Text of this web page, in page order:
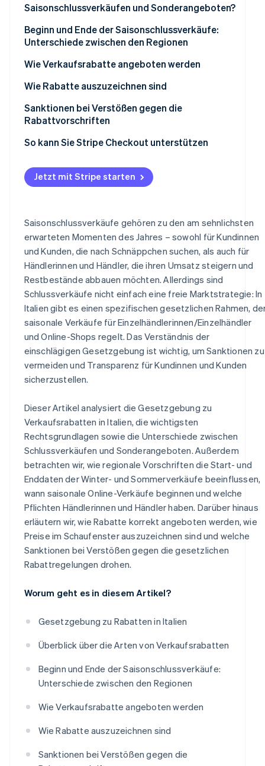
Saisonschlussverkäufen und Sonderangeboten?
Sind Saisonschlussverkäufe für Geschäfte
obligatorisch?
Wer legt die Termine für den Saisonschlussverkauf
Beginn und Ende der Saisonschlussverkäufe:
Unterschiede zwischen den Regionen
Wann beginnen die Black Friday-Verkäufe?
Wie Verkaufsrabatte angeboten werden
Wie Rabatte auszuzeichnen sind
Sanktionen bei Verstößen gegen die
Rabattvorschriften
So kann Sie Stripe Checkout unterstützen
Jetzt mit Stripe starten
Saisonschlussverkäufe gehören zu den am sehnlichsten
erwarteten Momenten des Jahres – sowohl für Kundinnen
und Kunden, die nach Schnäppchen suchen, als auch für
Händlerinnen und Händler, die ihren Umsatz steigern und
Restbestände abbauen möchten. Allerdings sind
Schlussverkäufe nicht einfach eine freie Marktstrategie: In
Italien gibt es einen spezifischen gesetzlichen Rahmen,
saisonale Verkäufe für Einzelhändlerinnen/Einzelhändler
und Online-Shops regelt. Das Verständnis der
einschlägigen Gesetzgebung ist wichtig, um Sanktionen zu
vermeiden und Transparenz für Kundinnen und Kunden
sicherzustellen.
Dieser Artikel analysiert die Gesetzgebung zu
Verkaufsrabatten in Italien, die wichtigsten
Rechtsgrundlagen sowie die Unterschiede zwischen
Schlussverkäufen und Sonderangeboten. Außerdem
betrachten wir, wie regionale Vorschriften die Start- und
Enddaten der Winter- und Sommerverkäufe beeinflussen,
wann saisonale Online-Verkäufe beginnen und welche
Pflichten Händlerinnen und Händler haben. Darüber hinaus
erläutern wir, wie Rabatte korrekt angeboten werden, wie
Preise im Schaufenster auszuzeichnen sind und welche
Sanktionen bei Verstößen gegen die gesetzlichen
Rabattregelungen drohen.
Worum geht es in diesem Artikel?
Gesetzgebung zu Rabatten in Italien
Überblick über die Arten von Verkaufsrabatten
Beginn und Ende der Saisonschlussverkäufe:
Unterschiede zwischen den Regionen
Wie Verkaufsrabatte angeboten werden
Wie Rabatte auszuzeichnen sind
Sanktionen bei Verstößen gegen die